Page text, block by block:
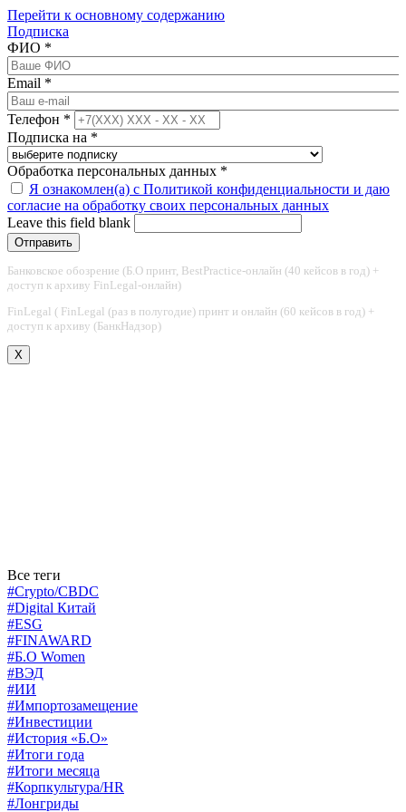
Перейти к основному содержанию
Подписка
ФИО *
Email *
Телефон *
Подписка на *
Обработка персональных данных *
Я ознакомлен(а) с Политикой конфиденциальности и даю
согласие на обработку своих персональных данных
Leave this field blank
Банковское обозрение (Б.О принт, BestPractice-онлайн (40 кейсов в год) +
доступ к архиву FinLegal-онлайн)
FinLegal ( FinLegal (раз в полугодие) принт и онлайн (60 кейсов в год) +
доступ к архиву (БанкНадзор)
X
Все теги
#Crypto/CBDC
#Digital Китай
#ESG
#FINAWARD
#Б.О Women
#ВЭД
#ИИ
#Импортозамещение
#Инвестиции
#История «Б.О»
#Итоги года
#Итоги месяца
#Корпкультура/HR
#Лонгриды